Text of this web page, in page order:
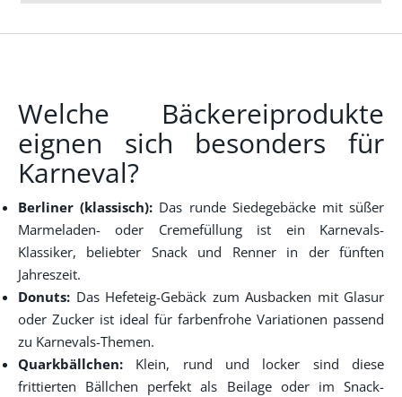
Welche Bäckereiprodukte
eignen sich besonders für
Karneval?
Berliner (klassisch): Das runde Siedegebäcke mit süßer
Marmeladen- oder Cremefüllung ist ein Karnevals-
Klassiker, beliebter Snack und Renner in der fünften
Jahreszeit.
Donuts: Das Hefeteig-Gebäck zum Ausbacken mit Glasur
oder Zucker ist ideal für farbenfrohe Variationen passend
zu Karnevals-Themen.
Quarkbällchen: Klein, rund und locker sind diese
frittierten Bällchen perfekt als Beilage oder im Snack-